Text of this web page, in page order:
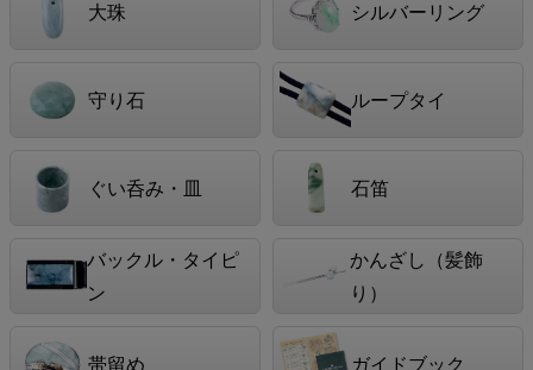
大珠 シルバーリング
守り石 ループタイ
ぐい呑み・皿 石笛
バックル・タイピ
ン
かんざし（髪飾
り）
帯留め ガイドブック